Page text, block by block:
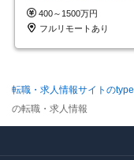
◆10名の採用が決定◆
400～1500万円
フルリモートあり
転職・求人情報サイトのtype
の転職・求人情報